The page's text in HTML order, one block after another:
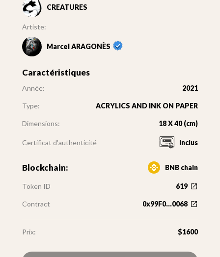
CREATURES
Artiste:
Marcel ARAGONÈS
Caractéristiques
Année: 2021
Type: ACRYLICS AND INK ON PAPER
Dimensions: 18 X 40 (cm)
Certificat d'authenticité inclus
Blockchain: BNB chain
Token ID 619
Contract 0x99F0...0068
Prix: $1600